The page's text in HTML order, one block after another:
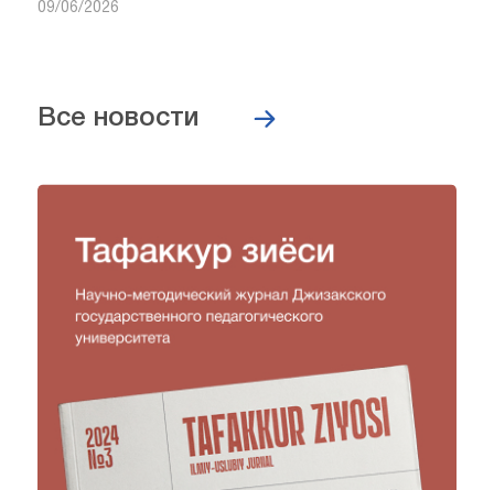
09/06/2026
Все новости